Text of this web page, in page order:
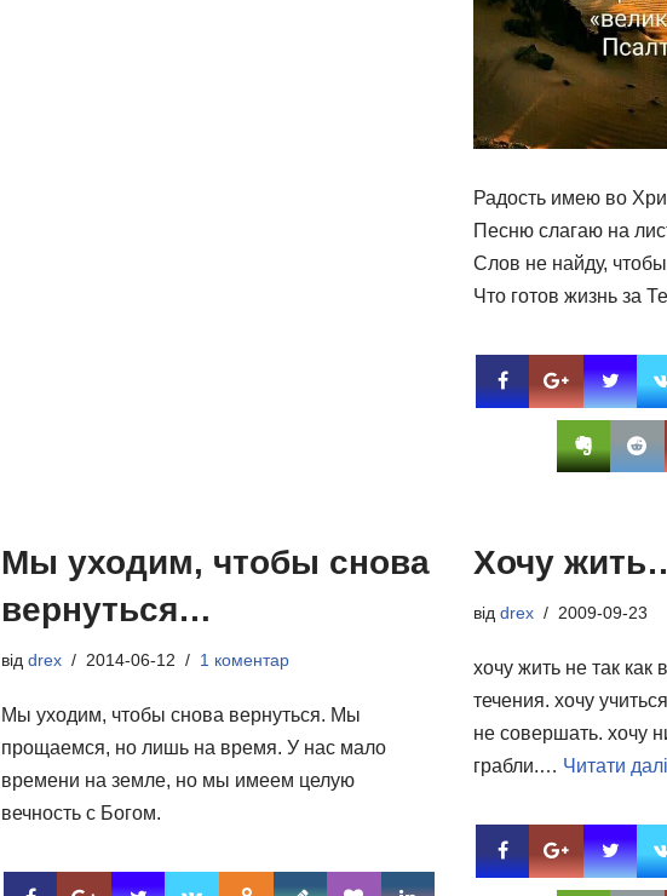
Радость имею во
Песню слагаю на
Слов не найду, чтобы
Что готов жизнь за
Мы уходим, чтобы снова
вернуться…
від drex 2014-06-12 1 коментар
Мы уходим, чтобы снова вернуться. Мы
прощаемся, но лишь на время. У нас мало
времени на земле, но мы имеем целую
вечность с Богом.
Хочу
від drex 2009-09-23
хочу жить не так как
течения. хочу
не совершать. хочу
грабли.… Читати